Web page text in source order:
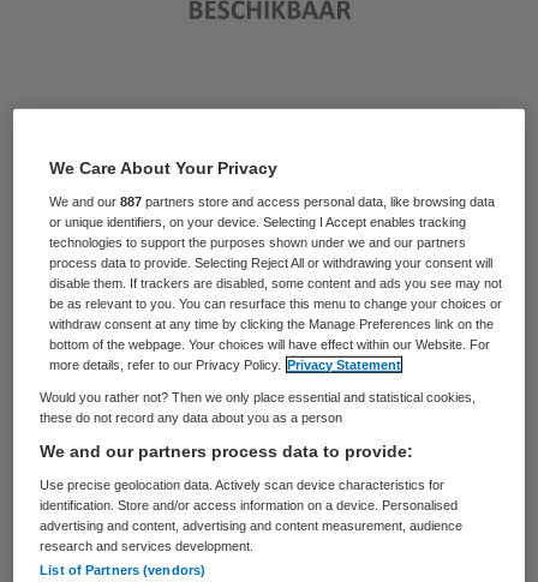
Een inconsistent bureaucratisch
‘pandemonium’, dat is waar
zorgverzekeraars de ziekenhuizen mee
confronteren, aldus ETZ-topman Bart
Berden: “Zorgverzekeraars gedragen zich
niet meer als verzekeraars. Zij gaan uit van
strakke budgetten op basis van prijs en
volume. Ze leggen de risico’s volledig bij
ons.”
Berden, bestuursvoorzitter van het
Elisabeth-Tweesteden Ziekenhuis in Tilburg
We Care About Your Privacy
We and our887 partners store and access personal data, like browsing data
or unique identifiers, on your device. Selecting I Accept enables tracking
technologies to support the purposes shown under we and our partners
process data to provide. Selecting Reject All or withdrawing your consent will
disable them. If trackers are disabled, some content and ads you see may not
be as relevant to you. You can resurface this menu to change your choices or
withdraw consent at any time by clicking the Manage Preferences link on the
bottom of the webpage. Your choices will have effect within our Website. For
more details, refer to our Privacy Policy.
Privacy Statement
Would you rather not? Then we only place essential and statistical cookies,
these do not record any data about you as a person
We and our partners process data to provide:
Use precise geolocation data. Actively scan device characteristics for
identification. Store and/or access information on a device. Personalised
advertising and content, advertising and content measurement, audience
research and services development.
List of Partners (vendors)